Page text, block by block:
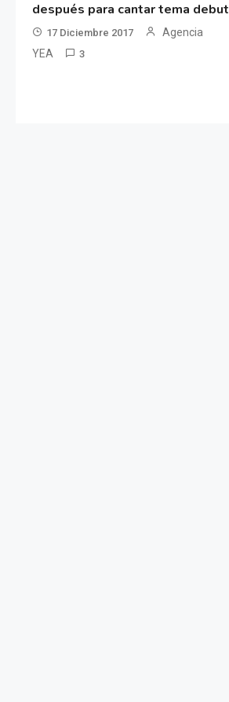
después para cantar tema debut
17 Diciembre 2017
Agencia
YEA
3